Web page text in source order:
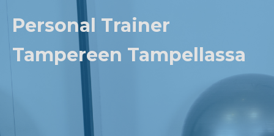
Personal Trainer
Tampereen Tampellassa